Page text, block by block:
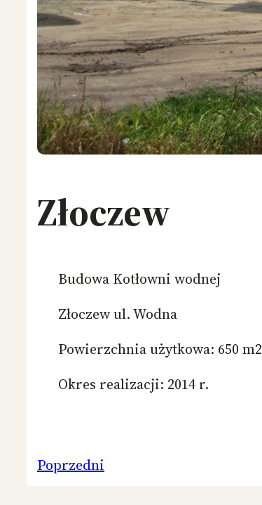
Złoczew
Budowa Kotłowni wodnej
Złoczew ul. Wodna
Powierzchnia użytkowa: 650 m2
Okres realizacji: 2014 r.
Poprzedni